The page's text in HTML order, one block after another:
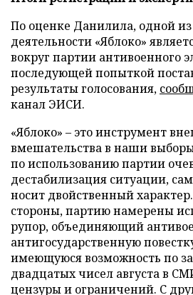
По оценке Данилила, одной
деятельности «Яблоко»
вокруг партии антивоенного
последующей попыткой
результаты голосования,
канал ЭИСИ.
«Яблоко» – это инструмент
вмешательства в наши
по использованию партии
дестабилизация ситуации,
носит двойственный
стороны, партию намерены
рупор, объединяющий
антигосударственную
имеющуюся возможность по
двадцатых чисел августа в
цензуры и ограничений. С